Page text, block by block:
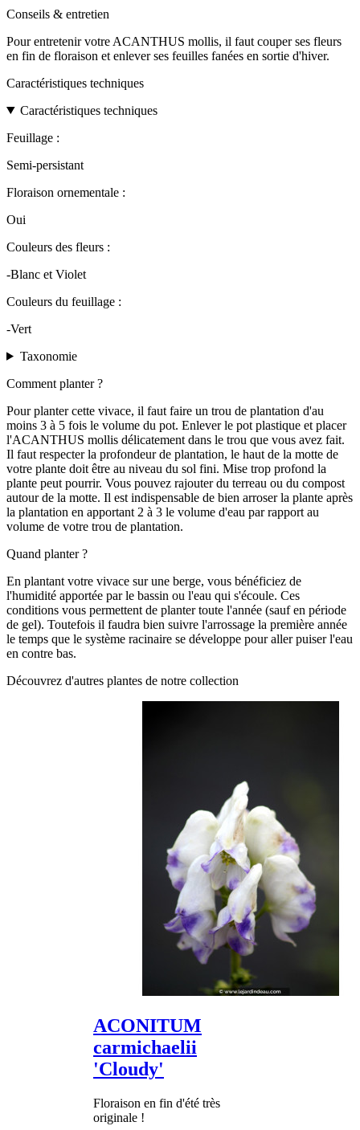
Conseils & entretien
Pour entretenir votre ACANTHUS mollis, il faut couper ses fleurs
en fin de floraison et enlever ses feuilles fanées en sortie d'hiver.
Caractéristiques techniques
Caractéristiques techniques
Feuillage :
Semi-persistant
Floraison ornementale :
Oui
Couleurs des fleurs :
-Blanc et Violet
Couleurs du feuillage :
-Vert
Taxonomie
Comment planter ?
Pour planter cette vivace, il faut faire un trou de plantation d'au
moins 3 à 5 fois le volume du pot. Enlever le pot plastique et placer
l'ACANTHUS mollis délicatement dans le trou que vous avez fait.
Il faut respecter la profondeur de plantation, le haut de la motte de
votre plante doit être au niveau du sol fini. Mise trop profond la
plante peut pourrir. Vous pouvez rajouter du terreau ou du compost
autour de la motte. Il est indispensable de bien arroser la plante après
la plantation en apportant 2 à 3 le volume d'eau par rapport au
volume de votre trou de plantation.
Quand planter ?
En plantant votre vivace sur une berge, vous bénéficiez de
l'humidité apportée par le bassin ou l'eau qui s'écoule. Ces
conditions vous permettent de planter toute l'année (sauf en période
de gel). Toutefois il faudra bien suivre l'arrossage la première année
le temps que le système racinaire se développe pour aller puiser l'eau
en contre bas.
Découvrez d'autres plantes de notre collection
ACONITUM
carmichaelii
'Cloudy'
Floraison en fin d'été très
originale !